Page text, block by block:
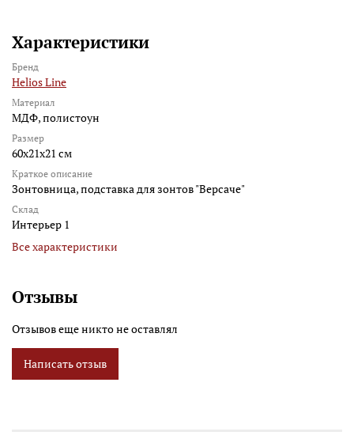
Характеристики
Бренд
Helios Line
Материал
МДФ, полистоун
Размер
60x21x21 см
Краткое описание
Зонтовница, подставка для зонтов "Версаче"
Склад
Интерьер 1
Все характеристики
Отзывы
Отзывов еще никто не оставлял
Написать отзыв